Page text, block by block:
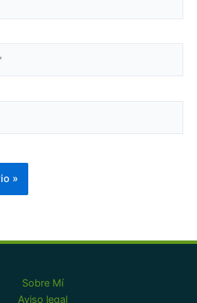
Sobre Mí
Aviso legal